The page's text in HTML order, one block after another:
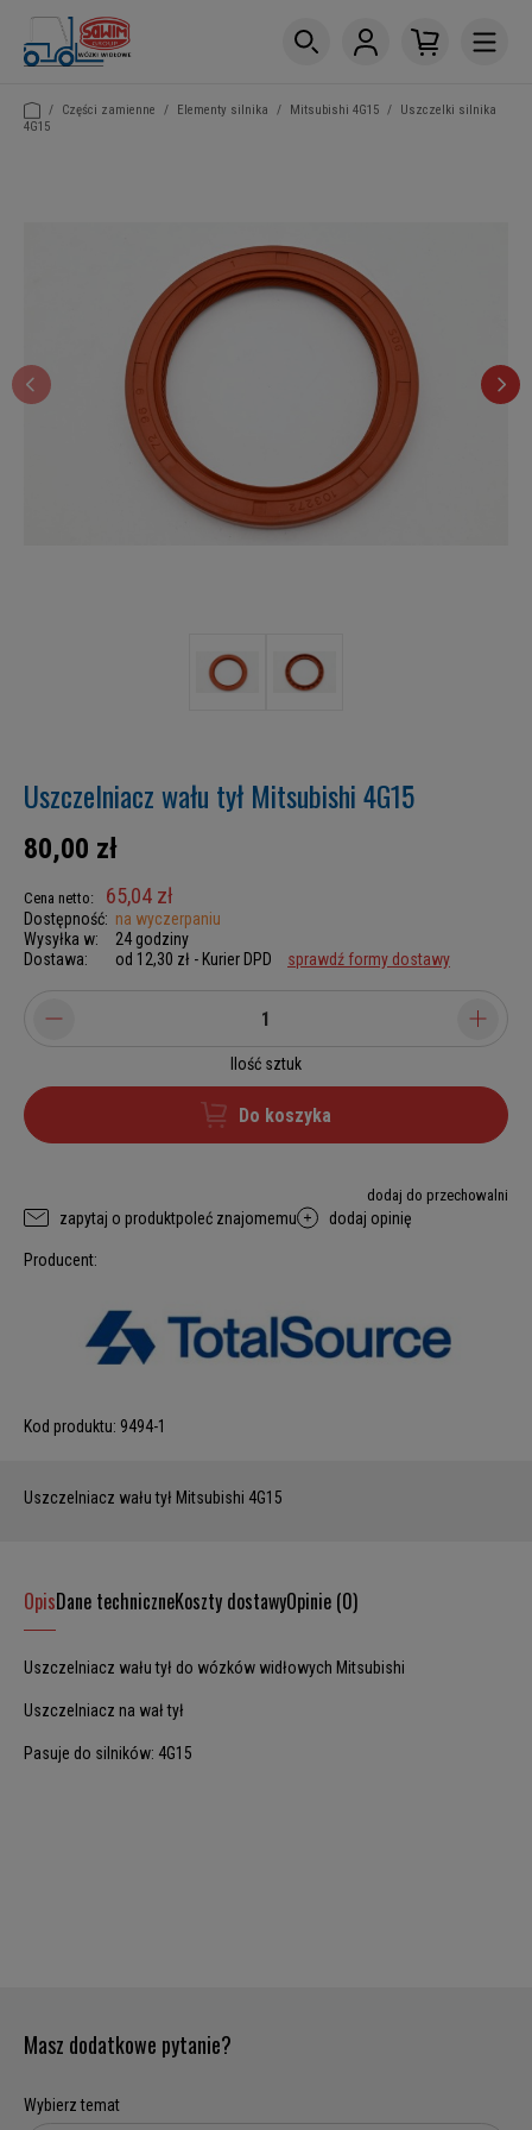
/ Części zamienne / Elementy silnika / Mitsubishi 4G15 /
Uszczelki silnika
4G15
Uszczelniacz wału tył Mitsubishi 4G15
80,00 zł
Cena netto: 65,04 zł
Dostępność: na wyczerpaniu
Wysyłka w:
24 godziny
Dostawa:
od 12,30 zł - Kurier DPD sprawdź formy dostawy
Ilość sztuk
Do koszyka
dodaj do przechowalni
zapytaj o produktpoleć znajomemu dodaj opinię
Producent:
Kod produktu: 9494-1
Uszczelniacz wału tył Mitsubishi 4G15
OpisDane techniczneKoszty dostawyOpinie (0)
Uszczelniacz wału tył do wózków widłowych Mitsubishi
Uszczelniacz na wał tył
Pasuje do silników: 4G15
Masz dodatkowe pytanie?